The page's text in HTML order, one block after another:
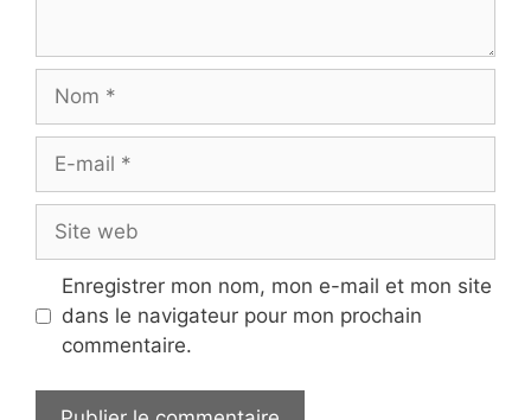
mail
web
Enregistrer mon nom, mon e-mail et mon site
dans le navigateur pour mon prochain
commentaire.